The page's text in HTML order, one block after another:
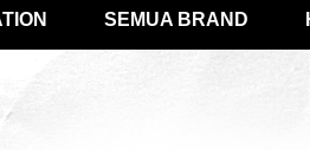
SEMUA BRAND